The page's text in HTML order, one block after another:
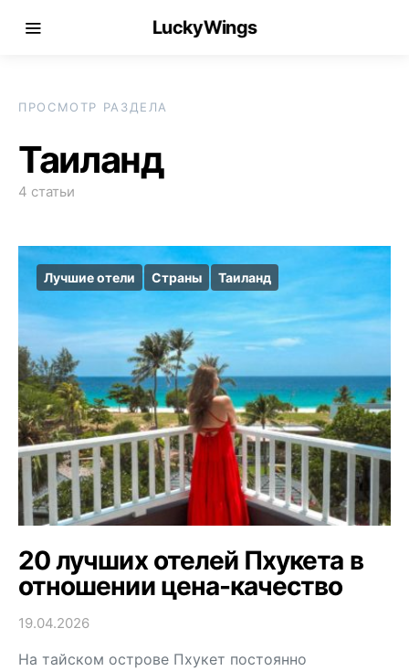
LuckyWings
ПРОСМОТР РАЗДЕЛА
Таиланд
4 статьи
Лучшие отели Страны Таиланд
20 лучших отелей Пхукета в
отношении цена-качество
19.04.2026
На тайском острове Пхукет постоянно